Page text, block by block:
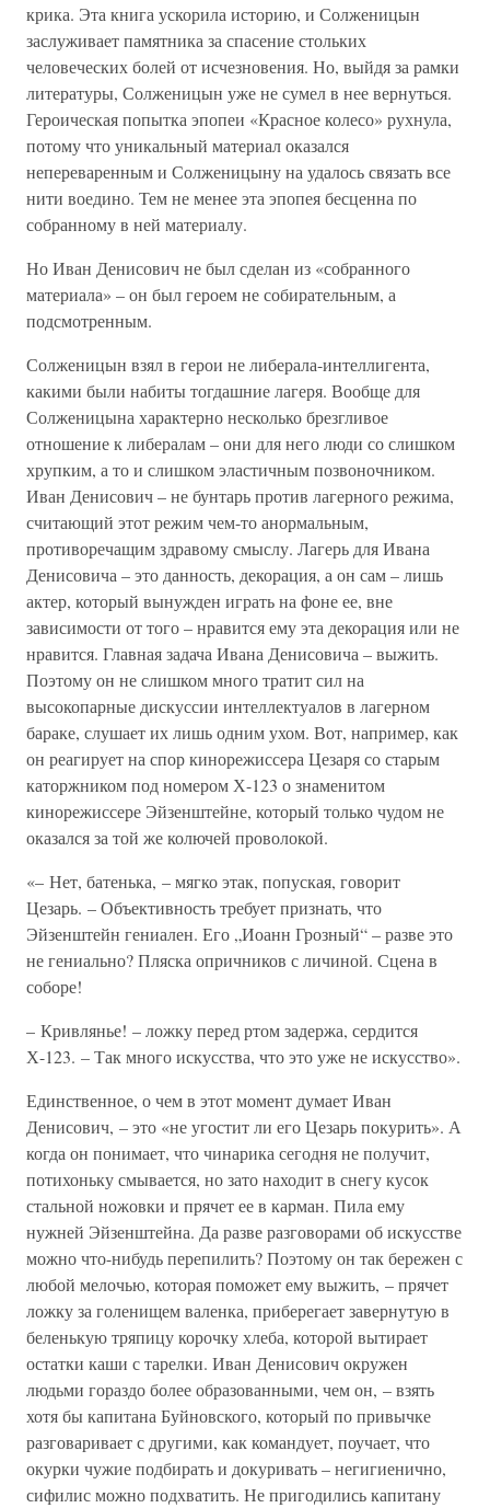
крика. Эта книга ускорила историю, и Солженицын
заслуживает памятника за спасение стольких
человеческих болей от исчезновения. Но, выйдя за рамки
литературы, Солженицын уже не сумел в нее вернуться.
Героическая попытка эпопеи «Красное колесо» рухнула,
потому что уникальный материал оказался
непереваренным и Солженицыну на удалось связать все
нити воедино. Тем не менее эта эпопея бесценна по
собранному в ней материалу.
Но Иван Денисович не был сделан из «собранного
материала» – он был героем не собирательным, а
подсмотренным.
Солженицын взял в герои не либерала-интеллигента,
какими были набиты тогдашние лагеря. Вообще для
Солженицына характерно несколько брезгливое
отношение к либералам – они для него люди со слишком
хрупким, а то и слишком эластичным позвоночником.
Иван Денисович – не бунтарь против лагерного режима,
считающий этот режим чем-то анормальным,
противоречащим здравому смыслу. Лагерь для Ивана
Денисовича – это данность, декорация, а он сам – лишь
актер, который вынужден играть на фоне ее, вне
зависимости от того – нравится ему эта декорация или не
нравится. Главная задача Ивана Денисовича – выжить.
Поэтому он не слишком много тратит сил на
высокопарные дискуссии интеллектуалов в лагерном
бараке, слушает их лишь одним ухом. Вот, например, как
он реагирует на спор кинорежиссера Цезаря со старым
каторжником под номером Х-123 о знаменитом
кинорежиссере Эйзенштейне, который только чудом не
оказался за той же колючей проволокой.
«– Нет, батенька, – мягко этак, попуская, говорит
Цезарь. – Объективность требует признать, что
Эйзенштейн гениален. Его „Иоанн Грозный“ – разве это
не гениально? Пляска опричников с личиной. Сцена в
соборе!
– Кривлянье! – ложку перед ртом задержа, сердится
Х-123. – Так много искусства, что это уже не искусство».
Единственное, о чем в этот момент думает Иван
Денисович, – это «не угостит ли его Цезарь покурить». А
когда он понимает, что чинарика сегодня не получит,
потихоньку смывается, но зато находит в снегу кусок
стальной ножовки и прячет ее в карман. Пила ему
нужней Эйзенштейна. Да разве разговорами об искусстве
можно что-нибудь перепилить? Поэтому он так бережен с
любой мелочью, которая поможет ему выжить, – прячет
ложку за голенищем валенка, приберегает завернутую в
беленькую тряпицу корочку хлеба, которой вытирает
остатки каши с тарелки. Иван Денисович окружен
людьми гораздо более образованными, чем он, – взять
хотя бы капитана Буйновского, который по привычке
разговаривает с другими, как командует, поучает, что
окурки чужие подбирать и докуривать – негигиенично,
сифилис можно подхватить. Не пригодились капитану